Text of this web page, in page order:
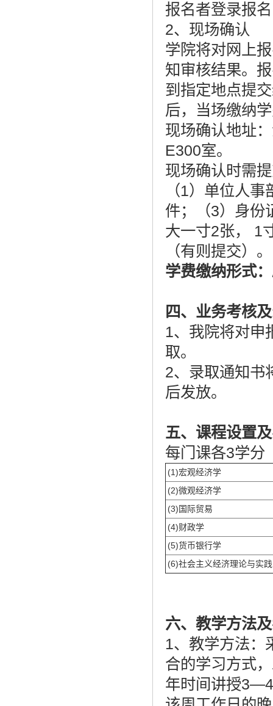
报名者登录报
2、现场确认
学院将对网上
知审核结果。
到指定地点提
后，当场缴纳
现场确认地址
E300室。
现场确认时需
（1）单位人
件；（3）身份
大一寸2张， 1
（有则提交）。
学费缴纳形式
四、业务考核
1、我院将对申
取。
2、录取通知书
后发放。
五、课程设置
每门课各3学分
(1)宏观经济学
(2)微观经济学
(3)国际贸易
(4)财政学
(5)货币银行学
(6)社会主义经济理论与实践
六、教学方法
1、教学方法：
合的学习方式
年时间讲授